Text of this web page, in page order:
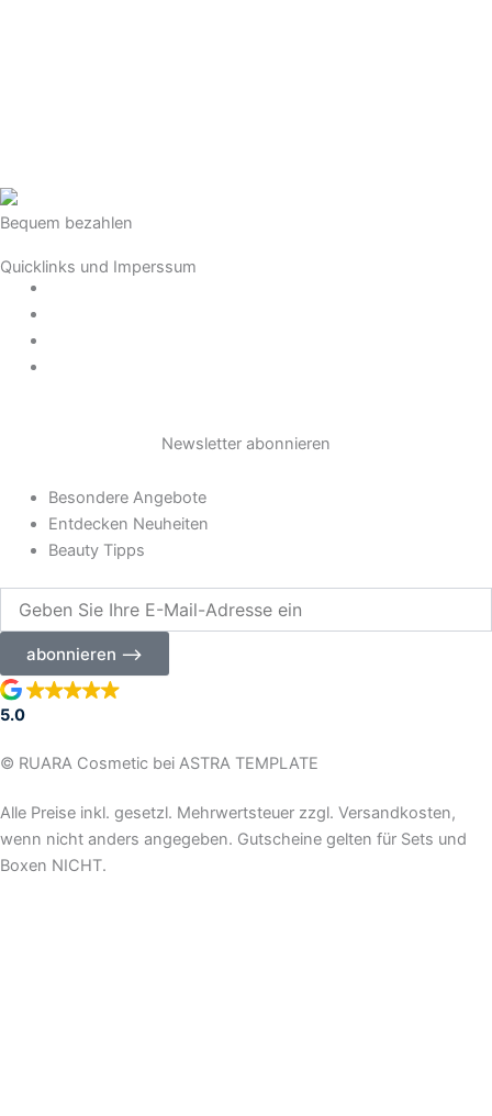
g
r
Bequem bezahlen
Quicklinks und Imperssum
Newsletter abonnieren
Besondere Angebote
Entdecken Neuheiten
Beauty Tipps
Sie
Mail-
Adresse
abonnieren ⟶
5.0
© RUARA Cosmetic bei ASTRA TEMPLATE
Alle Preise inkl. gesetzl. Mehrwertsteuer zzgl. Versandkosten,
wenn nicht anders angegeben. Gutscheine gelten für Sets und
Boxen NICHT.